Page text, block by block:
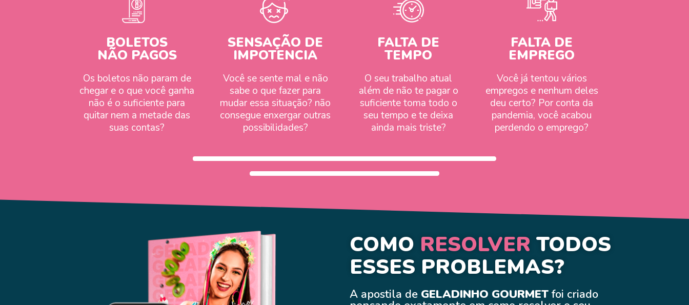
BOLETOS
NÃO PAGOS
Os boletos não param de
chegar e o que você ganha
não é o suficiente para
quitar nem a metade das
suas contas?
SENSAÇÃO DE
IMPOTENCIA
Você se sente mal e não
sabe o que fazer para
mudar essa situação? não
consegue enxergar outras
possibilidades?
FALTA DE
TEMPO
O seu trabalho atual
além de não te pagar o
suficiente toma todo o
seu tempo e te deixa
ainda mais triste?
FALTA DE
EMPREGO
Você já tentou vários
empregos e nenhum deles
deu certo? Por conta da
pandemia, você acabou
perdendo o emprego?
COMO RESOLVER TODOS
ESSES PROBLEMAS?
A apostila de GELADINHO GOURMET foi criado